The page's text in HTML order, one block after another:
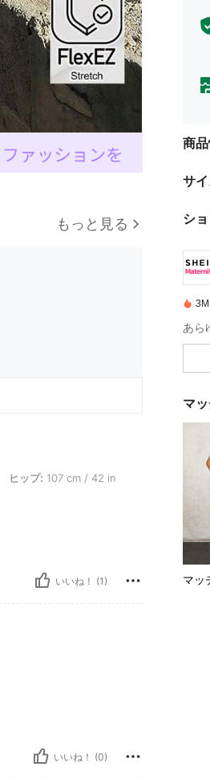
もっと見る
in, バスト: 97 cm / 38 in, カラー: ブラウン,
ヒップ: 107 cm / 42 in
いいね！ (1)
いいね！ (0)
商
サ
シ
あら
マ
マッ